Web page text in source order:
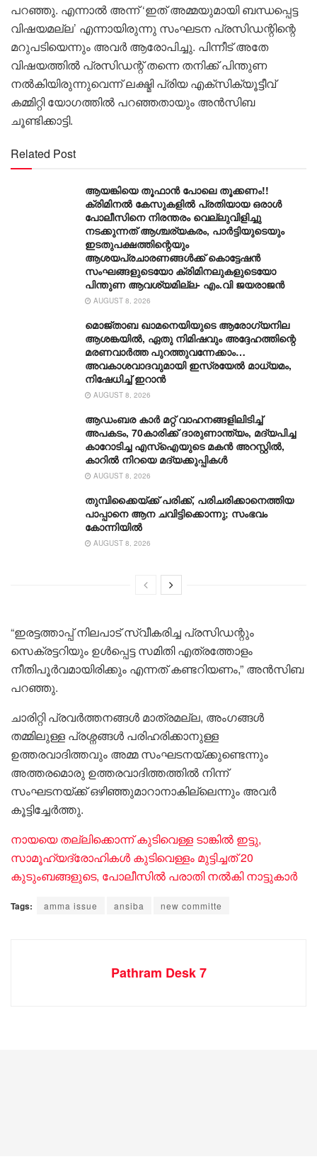
പറഞ്ഞു. എന്നാൽ അന്ന് ‘ഇത് അമ്മയുമായി ബന്ധപ്പെട്ട
വിഷയമല്ല’ എന്നായിരുന്നു സംഘടന പ്രസിഡന്റിന്റെ
മറുപടിയെന്നും അവർ ആരോപിച്ചു. പിന്നീട് അതേ
വിഷയത്തിൽ പ്രസിഡന്റ് തന്നെ തനിക്ക് പിന്തുണ
നൽകിയിരുന്നുവെന്ന് ലക്ഷ്മി പ്രിയ എക്സിക്യൂട്ടീവ്
കമ്മിറ്റി യോഗത്തിൽ പറഞ്ഞതായും അൻസിബ
ചൂണ്ടിക്കാട്ടി.
Related Post
ആയങ്കിയെ തൂഫാൻ പോലെ തൂക്കണം!!
ക്രിമിനൽ കേസുകളിൽ പ്രതിയായ ഒരാൾ
പോലീസിനെ നിരന്തരം വെല്ലുവിളിച്ചു
നടക്കുന്നത് ആശ്ചര്യകരം, പാർട്ടിയുടെയും
ഇടതുപക്ഷത്തിന്റെയും
ആശയപ്രചാരണങ്ങൾക്ക് കൊട്ടേഷൻ
സംഘങ്ങളുടെയോ ക്രിമിനലുകളുടെയോ
പിന്തുണ ആവശ്യമില്ല- എം.വി ജയരാജൻ
AUGUST 8, 2026
മൊജ്താബ ഖാമനെയിയുടെ ആരോ​ഗ്യനില
ആശങ്കയിൽ, ഏതു നിമിഷവും അദ്ദേഹത്തിന്റെ
മരണവാർത്ത പുറത്തുവന്നേക്കാം…
അവകാശവാദവുമായി ഇസ്രയേൽ മാധ്യമം,
നിഷേധിച്ച് ഇറാൻ
AUGUST 8, 2026
ആഡംബര കാര്‍ മറ്റ് വാഹനങ്ങളിലിടിച്ച്
അപകടം, 70കാരിക്ക് ദാരുണാന്ത്യം, മദ്യപിച്ച
കാറോടിച്ച എസ്ഐയുടെ മകന്‍ അറസ്റ്റില്‍,
കാറില്‍ നിറയെ മദ്യക്കുപ്പികള്‍
AUGUST 8, 2026
തുമ്പിക്കൈയ്ക്ക് പരിക്ക്, പരിചരിക്കാനെത്തിയ
പാപ്പാനെ ആന ചവിട്ടിക്കൊന്നു; സംഭവം
കോന്നിയിൽ
AUGUST 8, 2026
“ഇരട്ടത്താപ്പ് നിലപാട് സ്വീകരിച്ച പ്രസിഡന്റും
സെക്രട്ടറിയും ഉൾപ്പെട്ട സമിതി എത്രത്തോളം
നീതിപൂർവമായിരിക്കും എന്നത് കണ്ടറിയണം,” അൻസിബ
പറഞ്ഞു.
ചാരിറ്റി പ്രവർത്തനങ്ങൾ മാത്രമല്ല, അംഗങ്ങൾ
തമ്മിലുള്ള പ്രശ്നങ്ങൾ പരിഹരിക്കാനുള്ള
ഉത്തരവാദിത്തവും അമ്മ സംഘടനയ്ക്കുണ്ടെന്നും
അത്തരമൊരു ഉത്തരവാദിത്തത്തിൽ നിന്ന്
സംഘടനയ്ക്ക് ഒഴിഞ്ഞുമാറാനാകില്ലെന്നും അവർ
കൂട്ടിച്ചേർത്തു.
നാ​യ​യെ തല്ലിക്കൊ​ന്ന് കു​ടി​വെ​ള്ള ടാ​ങ്കി​ൽ ഇ​ട്ടു,
സാമൂഹ്യദ്രോഹികൾ കുടിവെള്ളം മുട്ടിച്ചത് 20
കുടുംബങ്ങളുടെ, പോ​ലീ​സി​ൽ പ​രാ​തി ന​ൽ​കി നാ​ട്ടു​കാ​ർ
Tags: amma issue ansiba new committe
Pathram Desk 7